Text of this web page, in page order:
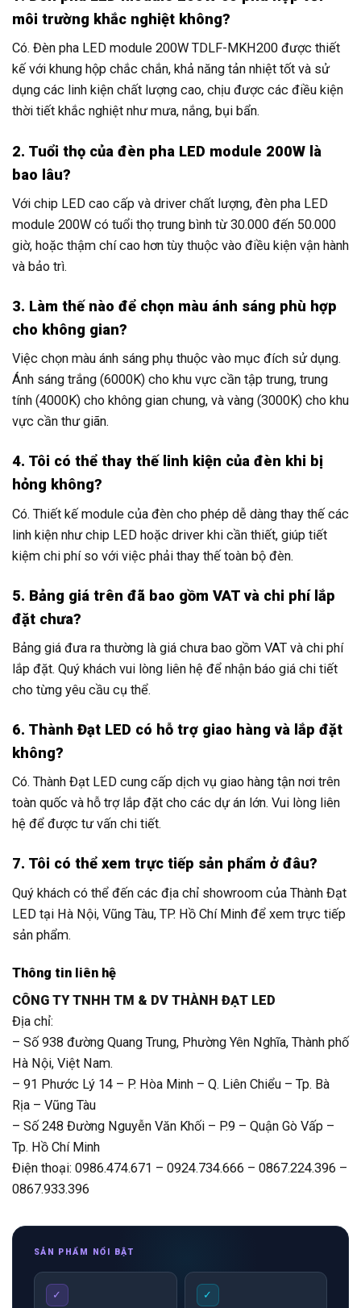
môi trường khắc nghiệt không?
Có. Đèn pha LED module 200W TDLF-MKH200 được thiết
kế với khung hộp chắc chắn, khả năng tản nhiệt tốt và sử
dụng các linh kiện chất lượng cao, chịu được các điều kiện
thời tiết khắc nghiệt như mưa, nắng, bụi bẩn.
2. Tuổi thọ của đèn pha LED module 200W là
bao lâu?
Với chip LED cao cấp và driver chất lượng, đèn pha LED
module 200W có tuổi thọ trung bình từ 30.000 đến 50.000
giờ, hoặc thậm chí cao hơn tùy thuộc vào điều kiện vận hành
và bảo trì.
3. Làm thế nào để chọn màu ánh sáng phù hợp
cho không gian?
Việc chọn màu ánh sáng phụ thuộc vào mục đích sử dụng.
Ánh sáng trắng (6000K) cho khu vực cần tập trung, trung
tính (4000K) cho không gian chung, và vàng (3000K) cho khu
vực cần thư giãn.
4. Tôi có thể thay thế linh kiện của đèn khi bị
hỏng không?
Có. Thiết kế module của đèn cho phép dễ dàng thay thế các
linh kiện như chip LED hoặc driver khi cần thiết, giúp tiết
kiệm chi phí so với việc phải thay thế toàn bộ đèn.
5. Bảng giá trên đã bao gồm VAT và chi phí lắp
đặt chưa?
Bảng giá đưa ra thường là giá chưa bao gồm VAT và chi phí
lắp đặt. Quý khách vui lòng liên hệ để nhận báo giá chi tiết
cho từng yêu cầu cụ thể.
6. Thành Đạt LED có hỗ trợ giao hàng và lắp đặt
không?
Có. Thành Đạt LED cung cấp dịch vụ giao hàng tận nơi trên
toàn quốc và hỗ trợ lắp đặt cho các dự án lớn. Vui lòng liên
hệ để được tư vấn chi tiết.
7. Tôi có thể xem trực tiếp sản phẩm ở đâu?
Quý khách có thể đến các địa chỉ showroom của Thành Đạt
LED tại Hà Nội, Vũng Tàu, TP. Hồ Chí Minh để xem trực tiếp
sản phẩm.
Thông tin liên hệ
CÔNG TY TNHH TM & DV THÀNH ĐẠT LED
Địa chỉ:
– Số 938 đường Quang Trung, Phường Yên Nghĩa, Thành phố
Hà Nội, Việt Nam.
– 91 Phước Lý 14 – P. Hòa Minh – Q. Liên Chiểu – Tp. Bà
Rịa – Vũng Tàu
– Số 248 Đường Nguyễn Văn Khối – P.9 – Quận Gò Vấp –
Tp. Hồ Chí Minh
Điện thoại: 0986.474.671 – 0924.734.666 – 0867.224.396 –
0867.933.396
SẢN PHẨM NỔI BẬT
✓ ✓